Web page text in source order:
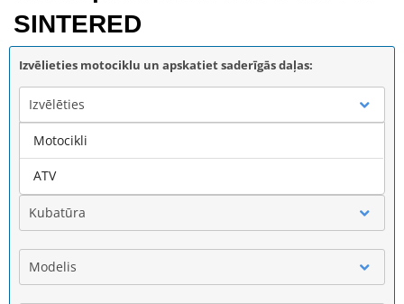
SINTERED
Izvēlieties motociklu un apskatiet saderīgās daļas:
Izvēlēties
Marka
Kubatūra
Modelis
Motocikli
ATV